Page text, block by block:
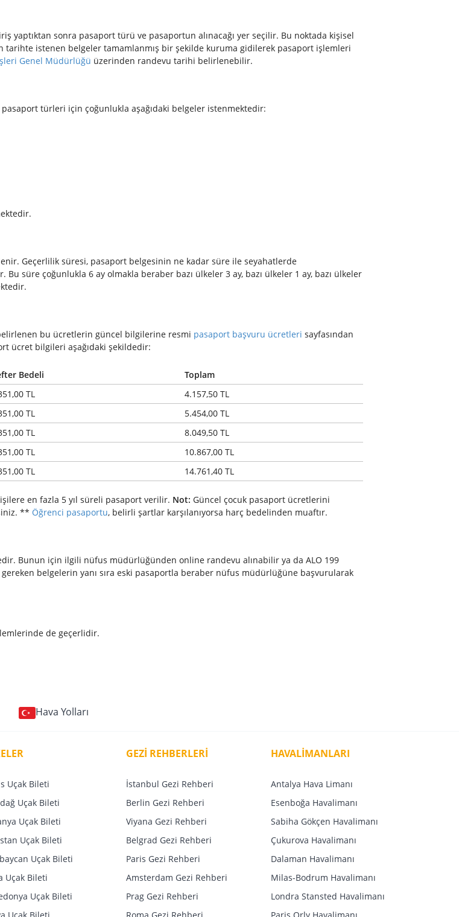
yaptıktan sonra pasaport türü ve pasaportun alınacağı yer seçilir. Bu noktada kişisel
istenen belgeler tamamlanmış bir şekilde kuruma gidilerek pasaport işlemleri
Genel Müdürlüğü üzerinden randevu tarihi belirlenebilir.
türleri için çoğunlukla aşağıdaki belgeler istenmektedir:
Geçerlilik süresi, pasaport belgesinin ne kadar süre ile seyahatlerde
süre çoğunlukla 6 ay olmakla beraber bazı ülkeler 3 ay, bazı ülkeler 1 ay, bazı ülkeler
bu ücretlerin güncel bilgilerine resmi pasaport başvuru ücretleri sayfasından
ücret bilgileri aşağıdaki şekildedir:
Bedeli
Toplam
TL
4.157,50 TL
TL
5.454,00 TL
TL
8.049,50 TL
TL
10.867,00 TL
TL 14.761,40 TL
en fazla 5 yıl süreli pasaport verilir. Not: Güncel çocuk pasaport ücretlerini
** Öğrenci pasaportu, belirli şartlar karşılanıyorsa harç bedelinden muaftır.
Bunun için ilgili nüfus müdürlüğünden online randevu alınabilir ya da ALO 199
belgelerin yanı sıra eski pasaportla beraber nüfus müdürlüğüne başvurularak
de geçerlidir.
Hava Yolları
Uçak Bileti
Uçak Bileti
Uçak Bileti
Uçak Bileti
Uçak Bileti
Uçak Bileti
Uçak Bileti
GEZİ REHBERLERİ
İstanbul Gezi Rehberi
Berlin Gezi Rehberi
Viyana Gezi Rehberi
Belgrad Gezi Rehberi
Paris Gezi Rehberi
Amsterdam Gezi Rehberi
Prag Gezi Rehberi
HAVALİMANLARI
Antalya Hava Limanı
Esenboğa Havalimanı
Sabiha Gökçen Havalimanı
Çukurova Havalimanı
Dalaman Havalimanı
Milas-Bodrum Havalimanı
Londra Stansted Havalimanı